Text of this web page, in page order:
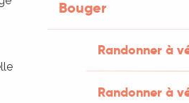
Bouger
Randonner à
Randonner à